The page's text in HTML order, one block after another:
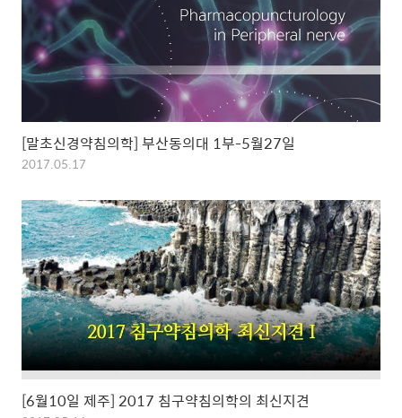
[말초신경약침의학] 부산동의대 1부-5월27일
2017.05.17
[6월10일 제주] 2017 침구약침의학의 최신지견